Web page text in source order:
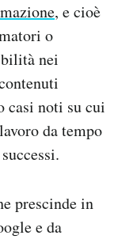
, e cioè
o
nei
casi noti su cui
da tempo
prescinde in
e da